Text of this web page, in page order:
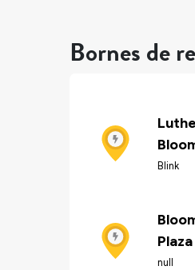
Bornes de
Blink
Plaza
null